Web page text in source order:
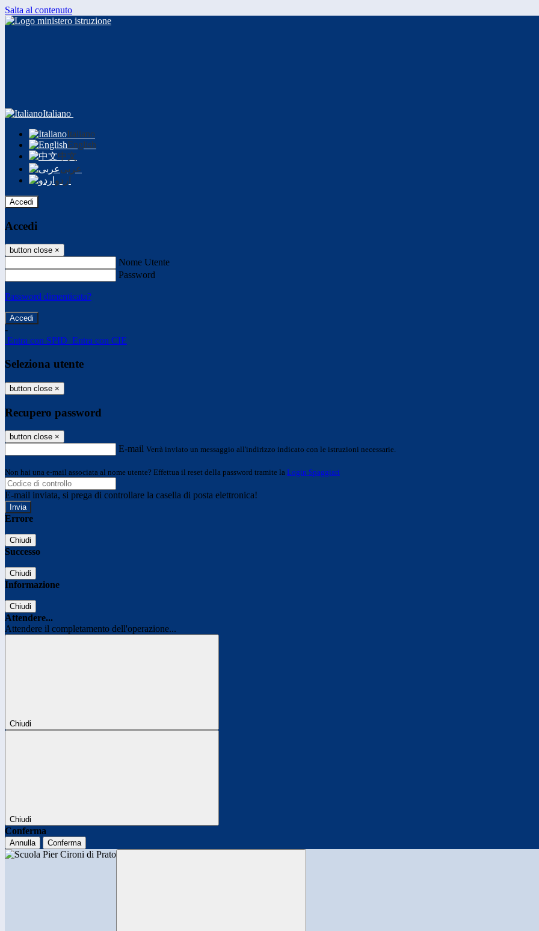
Salta al contenuto
Italiano
Italiano
English
中文
عربى
اردو
Accedi
Accedi
button close ×
Nome Utente
Password
Password dimenticata?
-
Entra con SPID Entra con CIE
Seleziona utente
button close ×
Recupero password
button close ×
E-mail Verrà inviato un messaggio all'indirizzo indicato con le istruzioni necessarie.
Non hai una e-mail associata al nome utente? Effettua il reset della password tramite la Login Spaggiari
E-mail inviata, si prega di controllare la casella di posta elettronica!
Errore
Chiudi
Successo
Chiudi
Informazione
Chiudi
Attendere...
Attendere il completamento dell'operazione...
Chiudi
Chiudi
Conferma
Annulla Conferma